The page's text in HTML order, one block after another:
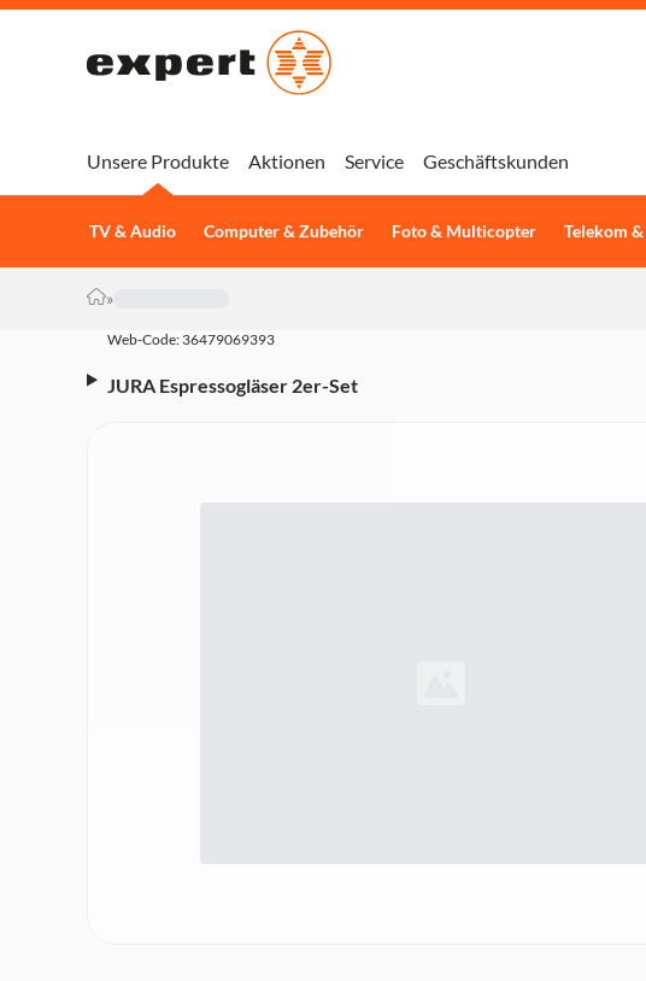
Unsere Produkte
TV & Audio Computer & Zubehör Foto & Multicopter Telekom
Aktionen Service Geschäftskunden
»
Web-Code: 36479069393
JURA Espressogläser 2er-Set